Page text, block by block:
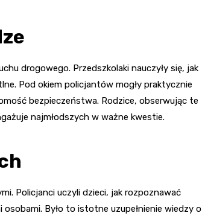
drogowego. Przedszkolaki nauczyły się, jak
Pod okiem policjantów mogły praktycznie
bezpieczeństwa. Rodzice, obserwując te
najmłodszych w ważne kwestie.
Policjanci uczyli dzieci, jak rozpoznawać
Było to istotne uzupełnienie wiedzy o